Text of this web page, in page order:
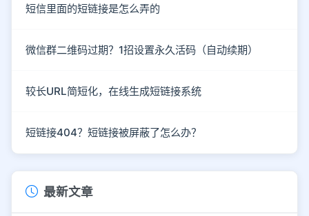
短信里面的短链接是怎么弄的
微信群二维码过期？1招设置永久活码（自动续期）
较长URL简短化，在线生成短链接系统
短链接404？短链接被屏蔽了怎么办？
最新文章